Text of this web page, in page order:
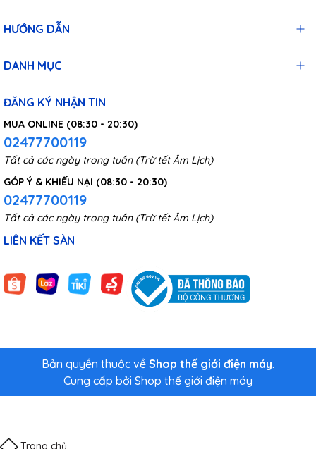
HƯỚNG DẪN
DANH MỤC
ĐĂNG KÝ NHẬN TIN
MUA ONLINE (08:30 - 20:30)
02477700119
Tất cả các ngày trong tuần (Trừ tết Âm Lịch)
GÓP Ý & KHIẾU NẠI (08:30 - 20:30)
02477700119
Tất cả các ngày trong tuần (Trừ tết Âm Lịch)
LIÊN KẾT SÀN
Bản quyền thuộc về Shop thế giới điện máy.
Cung cấp bởi Shop thế giới điện máy
Trang chủ